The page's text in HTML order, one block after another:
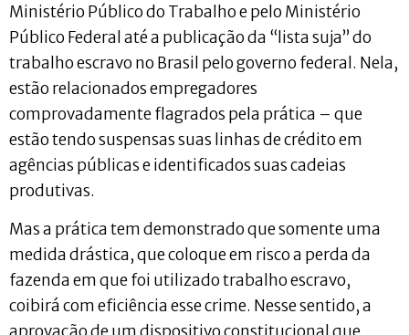
Ministério Público do Trabalho e pelo Ministério
Público Federal até a publicação da “lista suja” do
trabalho escravo no Brasil pelo governo federal. Nela,
estão relacionados empregadores
comprovadamente flagrados pela prática – que
estão tendo suspensas suas linhas de crédito em
agências públicas e identificados suas cadeias
produtivas.
Mas a prática tem demonstrado que somente uma
medida drástica, que coloque em risco a perda da
fazenda em que foi utilizado trabalho escravo,
coibirá com eficiência esse crime. Nesse sentido, a